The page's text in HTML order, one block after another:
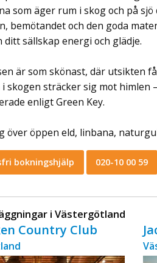
som äger rum i skog och på
bemötandet och den goda
ditt sällskap energi och glädje.
är som skönast, där utsikten
skogen sträcker sig mot himlen
enligt Green Key.
över öppen eld, linbana,
bokningshjälp 020-10 00 59
i Västergötland
Country Club